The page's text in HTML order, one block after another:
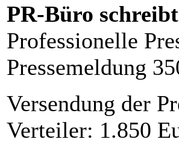
PR-Büro
Professionelle
Pressemeldung
Versendung der
Verteiler: 1.850